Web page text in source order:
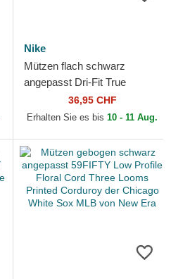
Nike
Mützen flach schwarz
angepasst Dri-Fit True
Structured Round Bill der
Chicago White Sox MLB von
36,95 CHF
Erhalten Sie es bis 10 - 11 Aug.